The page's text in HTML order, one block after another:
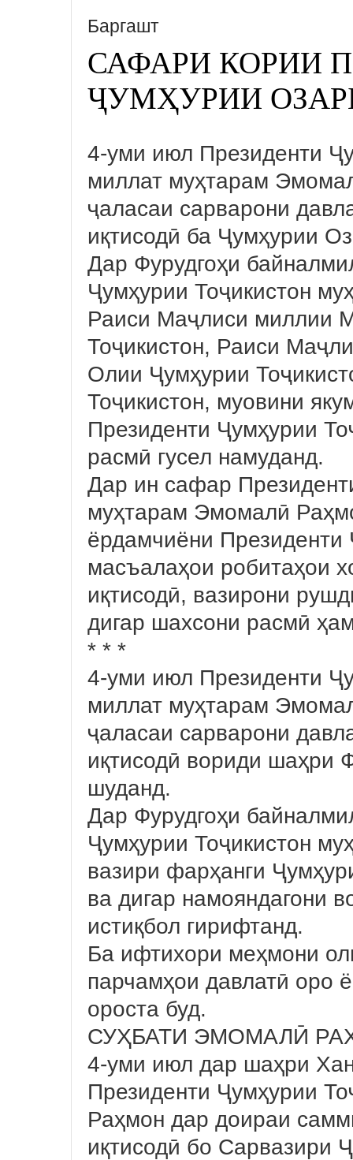
Баргашт
САФАРИ КОРИИ
ҶУМҲУРИИ
4-уми июл Президенти
миллат муҳтарам
ҷаласаи сарварони
иқтисодӣ ба Ҷумҳурии
Дар Фурудгоҳи
Ҷумҳурии Тоҷикистон
Раиси Маҷлиси миллии
Тоҷикистон, Раиси
Олии Ҷумҳурии
Тоҷикистон, муовини
Президенти Ҷумҳурии
расмӣ гусел намуданд.
Дар ин сафар
муҳтарам Эмомалӣ
ёрдамчиёни Президенти
масъалаҳои робитаҳои
иқтисодӣ, вазирони
дигар шахсони расмӣ
* * *
4-уми июл Президенти
миллат муҳтарам
ҷаласаи сарварони
иқтисодӣ вориди шаҳри
шуданд.
Дар Фурудгоҳи
Ҷумҳурии Тоҷикистон
вазири фарҳанги
ва дигар намояндагони
истиқбол гирифтанд.
Ба ифтихори меҳмони
парчамҳои давлатӣ оро
ороста буд.
СУҲБАТИ ЭМОМАЛӢ
4-уми июл дар шаҳри
Президенти Ҷумҳурии
Раҳмон дар доираи
иқтисодӣ бо Сарвазири